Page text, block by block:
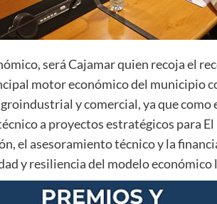
será Cajamar quien recoja el
motor económico del municipio
y comercial, ya que como
a proyectos estratégicos para El
el asesoramiento técnico y la
y resiliencia del modelo económico